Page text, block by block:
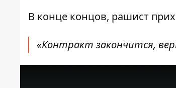
В конце концов, рашист
«Контракт закончится,